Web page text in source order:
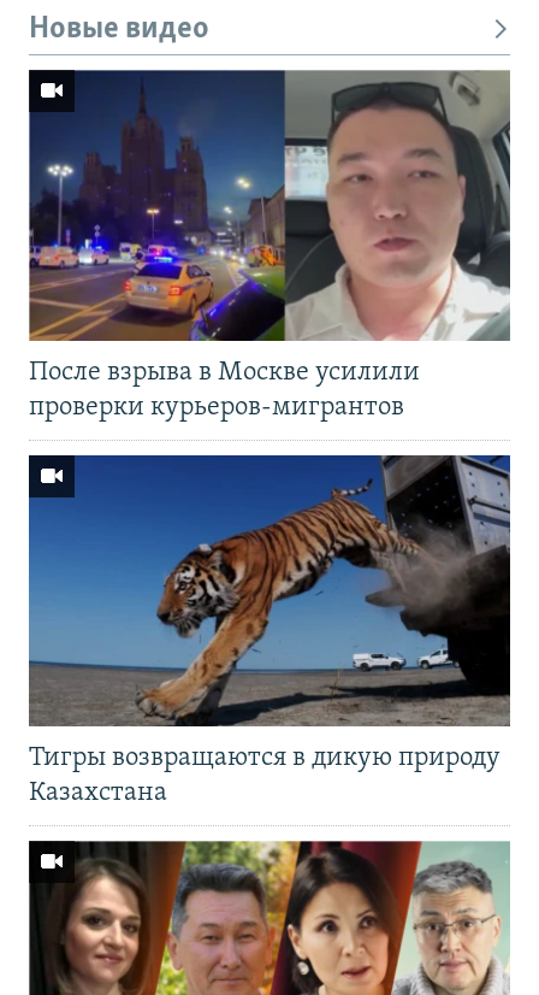
Новые видео
После взрыва в Москве усилили
проверки курьеров-мигрантов
Тигры возвращаются в дикую природу
Казахстана